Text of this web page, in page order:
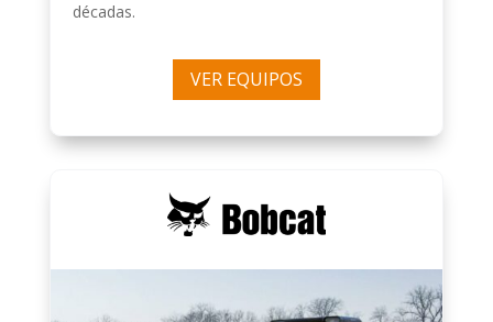
décadas.
VER EQUIPOS